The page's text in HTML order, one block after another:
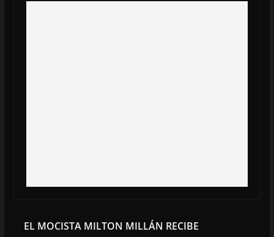
EL MOCISTA MILTON MILLÁN RECIBE